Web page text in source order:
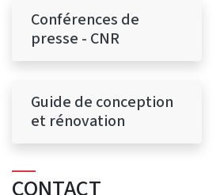
Conférences de
presse - CNR
Guide de conception
et rénovation
CONTACT